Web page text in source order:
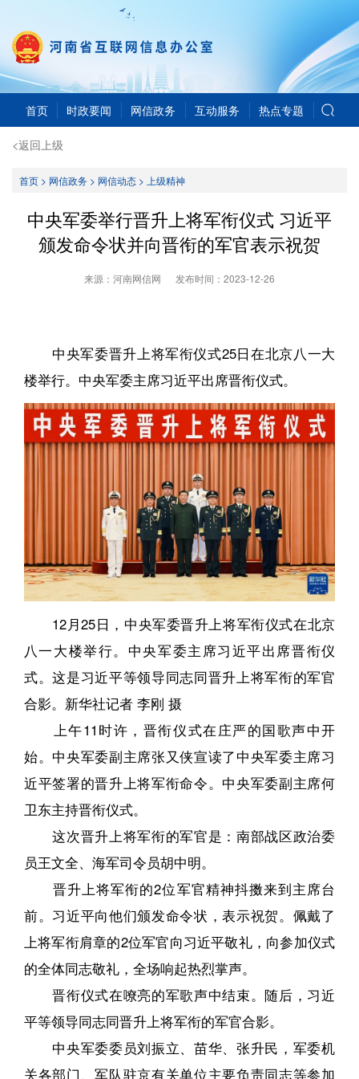
首页 时政要闻 网信政务 互动服务 热点专题
<返回上级
首页> 网信政务> 网信动态> 上级精神
中央军委举行晋升上将军衔仪式 习近平
颁发命令状并向晋衔的军官表示祝贺
来源：河南网信网 发布时间： 2023-12-26
中央军委晋升上将军衔仪式25日在北京八一大
楼举行。中央军委主席习近平出席晋衔仪式。
12月25日，中央军委晋升上将军衔仪式在北京
八一大楼举行。中央军委主席习近平出席晋衔仪
式。这是习近平等领导同志同晋升上将军衔的军官
合影。新华社记者 李刚 摄
上午11时许，晋衔仪式在庄严的国歌声中开
始。中央军委副主席张又侠宣读了中央军委主席习
近平签署的晋升上将军衔命令。中央军委副主席何
卫东主持晋衔仪式。
这次晋升上将军衔的军官是：南部战区政治委
员王文全、海军司令员胡中明。
晋升上将军衔的2位军官精神抖擞来到主席台
前。习近平向他们颁发命令状，表示祝贺。佩戴了
上将军衔肩章的2位军官向习近平敬礼，向参加仪式
的全体同志敬礼，全场响起热烈掌声。
晋衔仪式在嘹亮的军歌声中结束。随后，习近
平等领导同志同晋升上将军衔的军官合影。
中央军委委员刘振立、苗华、张升民，军委机
关各部门、军队驻京有关单位主要负责同志等参加